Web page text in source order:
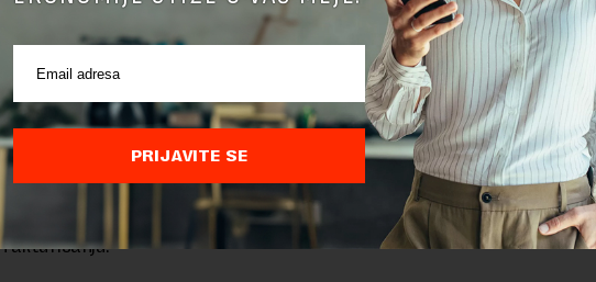
„Do kraja godine mogu se očekivati i dodatne izmene SEF-a i to u
dalje integracije sa sistemom za fiskalizaciju, a verovatno i sa
da bi podaci o plaćenoj carini pri uvozu mogli biti dostupni na samom
zaključuje Vasić.
Nova ekonomija je u septembru ove godine pisalada je
komora Srbije poslala ponovo predlog Ministarstvu finansija da
sistemske greške u novom Nacrtu o izmenama Zakona o
fakturisanju.
PRIJAVITE SE